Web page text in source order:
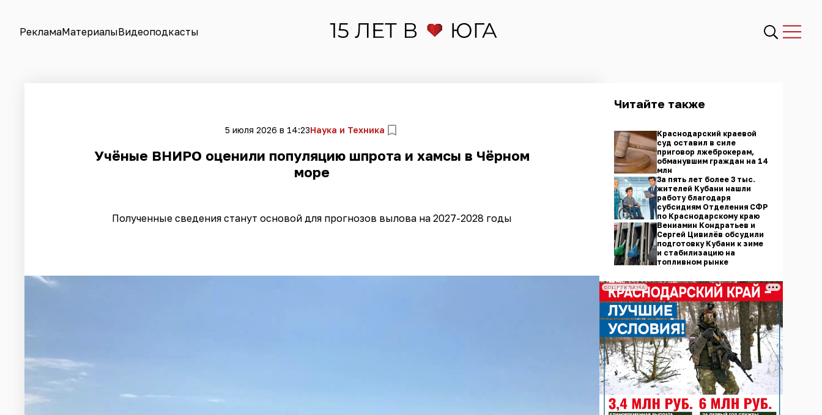
РекламаМатериалыВидеоподкасты
5 июля 2026 в 14:23Наука и Техника
Учёные ВНИРО оценили популяцию шпрота и хамсы в Чёрном
море
Полученные сведения станут основой для прогнозов вылова на 2027-2028 годы
Читайте также
Краснодарский краевой
суд оставил в силе
приговор лжеброкерам,
обманувшим граждан на 14
млн
За пять лет более 3 тыс.
жителей Кубани нашли
работу благодаря
субсидиям Отделения СФР
по Краснодарскому краю
Вениамин Кондратьев и
Сергей Цивилёв обсудили
подготовку Кубани к зиме
и стабилизацию на
топливном рынке
СОЦРЕКЛАМА